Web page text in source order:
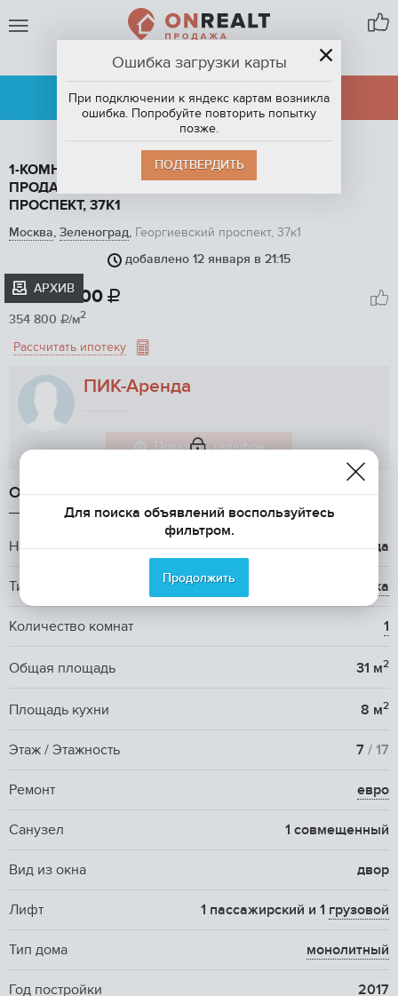
ЗЕЛЕНОГРАД
АРЕНДА
ПРОДАЖА
1-КОМНАТНАЯ КВАРТИРА, 31 М2, ЭТАЖ 7 / 17, НА
ПРОДАЖУ В ЗЕЛЕНОГРАДЕ, ГЕОРГИЕВСКИЙ
ПРОСПЕКТ, 37К1
Москва, Зеленоград, Георгиевский проспект, 37к1
добавлено 12 января в 21:15
АРХИВ
1 / 7
11 000 000 
354 800 /м2
Рассчитать ипотеку
ПИК-Арендa
Показать телефон
ОБЩАЯ ИНФОРМАЦИЯ
Название ЖК ЖК Жемчужина Зеленограда
Тип жилья вторичка
Количество комнат 1
Общая площадь 31 м2
Площадь кухни 8 м2
Этаж / Этажность 7 / 17
Ремонт евро
Санузел 1 совмещенный
Вид из окна двор
Лифт 1 пассажирский и 1 грузовой
Тип дома монолитный
Год постройки 2017
Ошибка загрузки карты
При подключении к яндекс картам возникла
ошибка. Попробуйте повторить попытку
позже.
ПОДТВЕРДИТЬ
Для поиска объявлений воспользуйтесь
фильтром.
Продолжить